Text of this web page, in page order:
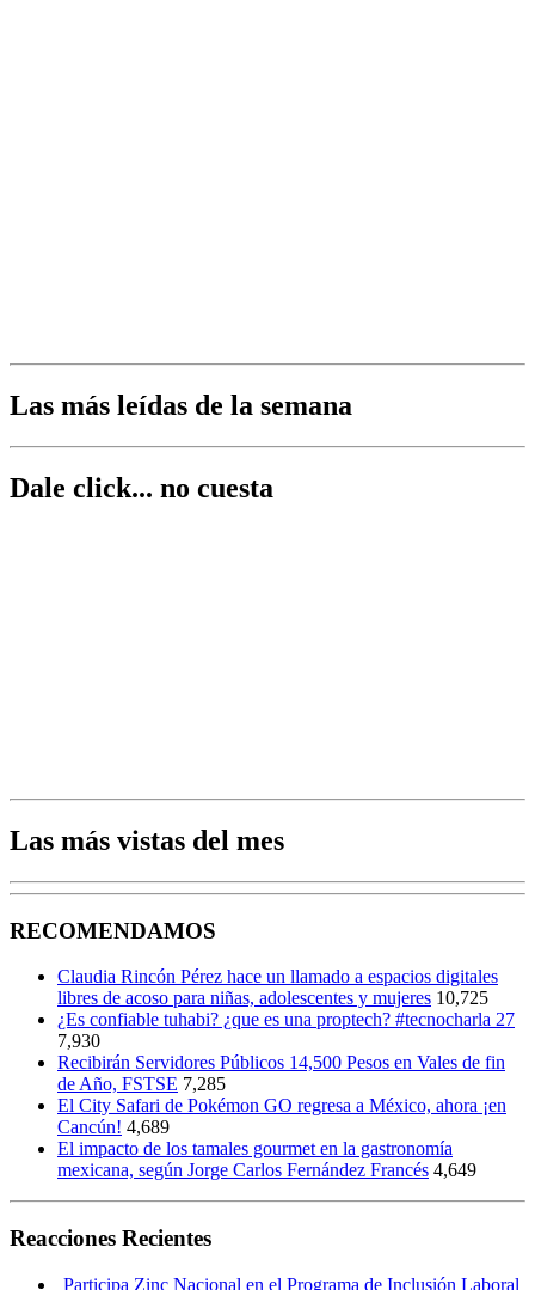
Las más leídas de la semana
Dale click... no cuesta
Las más vistas del mes
RECOMENDAMOS
Claudia Rincón Pérez hace un llamado a espacios digitales
libres de acoso para niñas, adolescentes y mujeres 10,725
¿Es confiable tuhabi? ¿que es una proptech? #tecnocharla 27
7,930
Recibirán Servidores Públicos 14,500 Pesos en Vales de fin
de Año, FSTSE 7,285
El City Safari de Pokémon GO regresa a México, ahora ¡en
Cancún! 4,689
El impacto de los tamales gourmet en la gastronomía
mexicana, según Jorge Carlos Fernández Francés 4,649
Reacciones Recientes
Participa Zinc Nacional en el Programa de Inclusión Laboral